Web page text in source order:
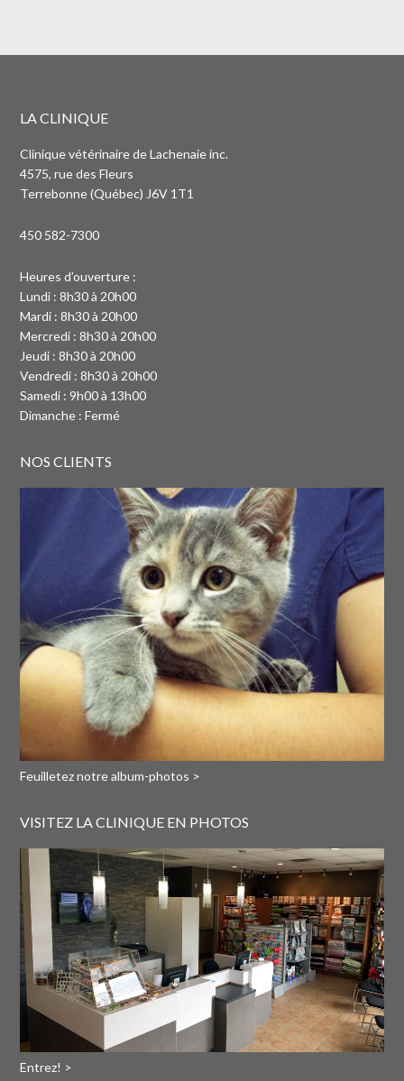
LA CLINIQUE
Clinique vétérinaire de Lachenaie inc.
4575, rue des Fleurs
Terrebonne (Québec) J6V 1T1
450 582-7300
Heures d’ouverture :
Lundi : 8h30 à 20h00
Mardi : 8h30 à 20h00
Mercredi : 8h30 à 20h00
Jeudi : 8h30 à 20h00
Vendredi : 8h30 à 20h00
Samedi : 9h00 à 13h00
Dimanche : Fermé
NOS CLIENTS
Feuilletez notre album-photos >
VISITEZ LA CLINIQUE EN PHOTOS
Entrez! >